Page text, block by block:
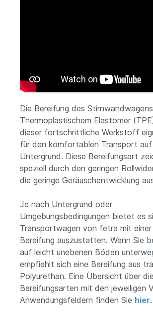
Die Bereifung des
Thermoplastischem Elastomer
dieser fortschrittliche Werkstoff
für den komfortablen Transport auf
Untergrund. Diese Bereifungsart
speziell durch den geringen
die geringe Geräuschentwicklung
Je nach Untergrund oder
Umgebungsbedingungen bietet es
Transportwagen von fetra mit
Bereifung auszustatten. Wenn Sie
auf leicht unebenen Böden
empfiehlt sich eine Bereifung aus
Polyurethan. Eine Übersicht über
Bereifungsarten mit den jeweiligen
Anwendungsfeldern finden Sie hier.